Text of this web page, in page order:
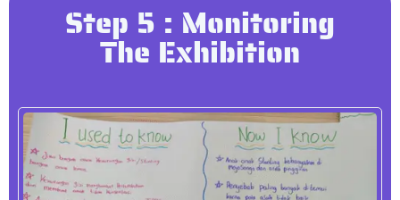
Step 5 : Monitoring
The Exhibition